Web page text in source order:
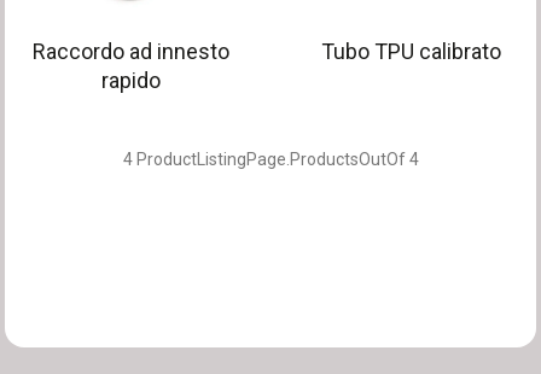
Raccordo ad innesto
rapido
Tubo TPU calibrato
4 ProductListingPage.ProductsOutOf 4